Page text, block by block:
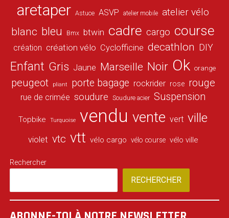
aretaper Astuce ASVP atelier mobile atelier vélo
blanc bleu Bmx btwin cadre cargo course
création création vélo Cyclofficine decathlon DIY
Enfant Gris Jaune Marseille Noir Ok orange
peugeot pliant porte bagage rockrider rose rouge
rue de crimée soudure Soudure acier Suspension
Topbike Turquoise vendu vente vert ville
violet vtc vtt vélo cargo vélo course vélo ville
Rechercher
RECHERCHER